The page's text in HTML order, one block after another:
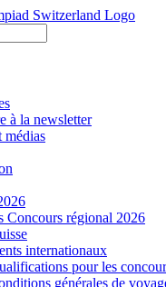
à la newsletter
médias
Concours régional 2026
internationaux
pour les
générales de